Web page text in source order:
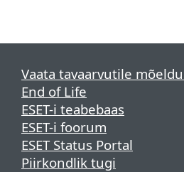
Vaata tavaarvutile
End of Life
ESET-i teabebaas
ESET-i foorum
ESET Status Portal
Piirkondlik tugi